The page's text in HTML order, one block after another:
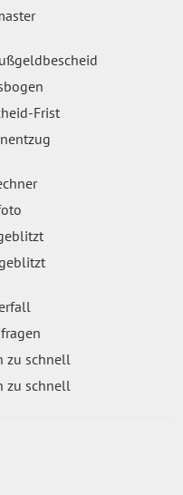
Frist
zu schnell
zu schnell